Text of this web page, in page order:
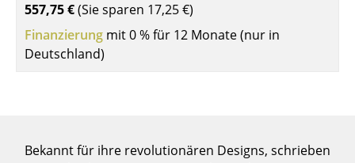
Aufbewahren
Regale & Schränke
Sideboards & Kommoden
557,75 €(Sie sparen 17,25 €)
Finanzierung mit 0 % für 12 Monate (nur in
Deutschland)
Bekannt für ihre revolutionären Designs, schrieben